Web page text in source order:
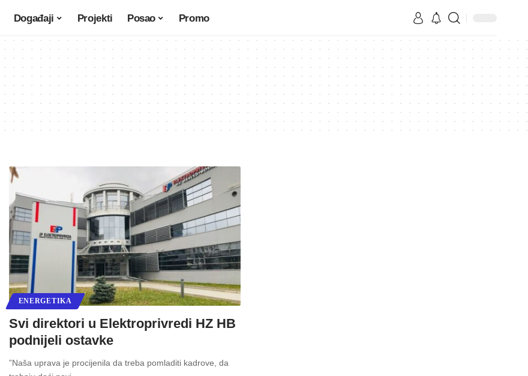
Događaji Projekti Posao Promo
ENERGETIKA
Svi direktori u Elektroprivredi HZ HB
podnijeli ostavke
”Naša uprava je procijenila da treba pomladiti kadrove, da